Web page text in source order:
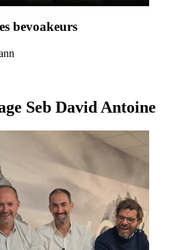
bevoakeurs
Seb David Antoine